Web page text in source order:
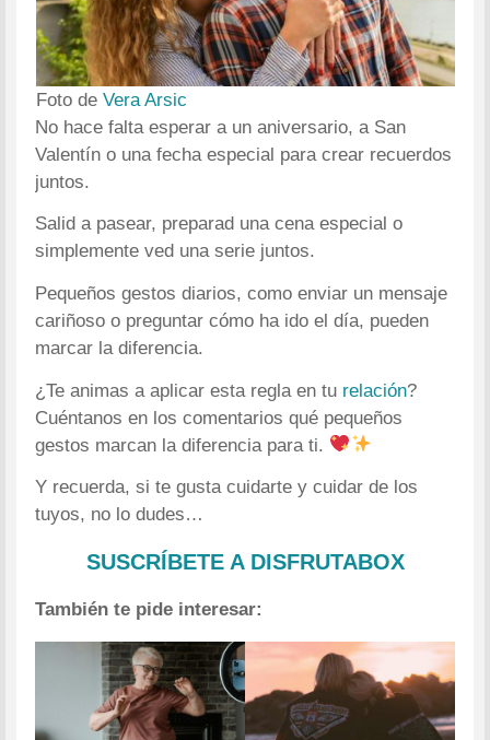
Foto de Vera Arsic
No hace falta esperar a un aniversario, a San
Valentín o una fecha especial para crear recuerdos
juntos.
Salid a pasear, preparad una cena especial o
simplemente ved una serie juntos.
Pequeños gestos diarios, como enviar un mensaje
cariñoso o preguntar cómo ha ido el día, pueden
marcar la diferencia.
¿Te animas a aplicar esta regla en tu relación?
Cuéntanos en los comentarios qué pequeños
gestos marcan la diferencia para ti.
Y recuerda, si te gusta cuidarte y cuidar de los
tuyos, no lo dudes…
SUSCRÍBETE A DISFRUTABOX
También te pide interesar: